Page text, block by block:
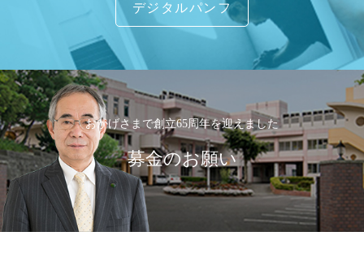
デジタルパンフ
おかげさまで創立65周年を迎えました
募金のお願い